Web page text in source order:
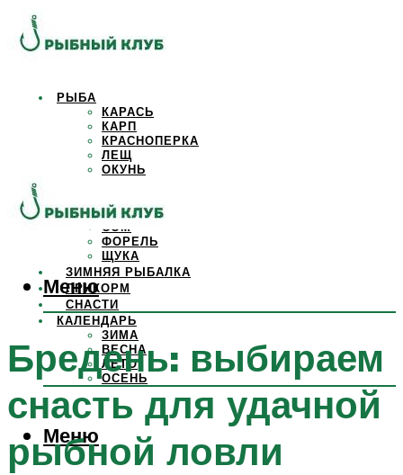
РЫБА
КАРАСЬ
КАРП
КРАСНОПЕРКА
ЛЕЩ
ОКУНЬ
САЗАН
СОМ
ФОРЕЛЬ
ЩУКА
ЗИМНЯЯ РЫБАЛКА
ПРИКОРМ
СНАСТИ
КАЛЕНДАРЬ
ЗИМА
ВЕСНА
ЛЕТО
ОСЕНЬ
Меню
Меню
Бредень: выбираем
снасть для удачной
рыбной ловли